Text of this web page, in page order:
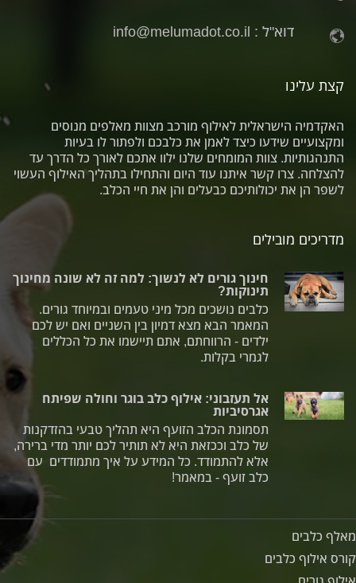
דוא"ל : info@melumadot.co.il
מדריכים מובילים
חינוך גורים לא לנשוך: למה זה לא שונה מחינוך
תינוקות?
כלבים נושכים מכל מיני טעמים ובמיוחד גורים.
המאמר הבא מצא דמיון בין השניים ואם יש לכם
ילדים - הרווחתם, אתם תיישמו את כל הכללים
לגמרי בקלות.
אל תעזבוני: אילוף כלב בוגר וחולה שפיתח
אגרסיביות
תסמונת הכלב הזועף היא תהליך טבעי בהזדקנות
של כלב וככזאת היא לא תותיר לכם יותר מדי ברירה,
אלא להתמודד. כל המידע על איך מתמודדים עם
כלב זועף - במאמר!
קצת עלינו
האקדמיה הישראלית לאילוף מורכב מצוות מאלפים מנוסים
ומקצועיים שידעו כיצד לאמן את כלבכם ולפתור לו בעיות
התנהגותיות. צוות המומחים שלנו ילוו אתכם לאורך כל הדרך עד
להצלחה. צרו קשר איתנו עוד היום והתחילו בתהליך האילוף העשוי
לשפר הן את יכולותיכם כבעלים והן את חיי הכלב.
מאלף כלבים
קורס אילוף כלבים